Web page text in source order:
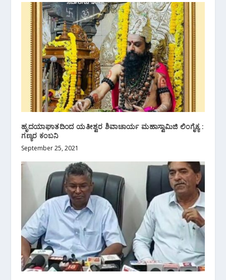
ಹೃದಯಾಘಾತದಿಂದ ಯತೀಶ್ವರ ಶಿವಾಚಾರ್ಯ ಮಹಾಸ್ವಾಮಿಜಿ ಲಿಂಗೈಕ್ಯ :
ಗಣ್ಯರ ಕಂಬನಿ
September 25, 2021